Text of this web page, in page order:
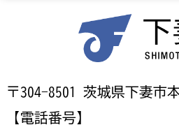
〒304-8501 茨城県下妻市
【電話番号】